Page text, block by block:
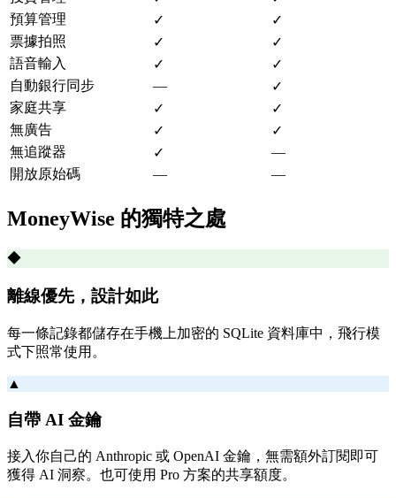
預算管理
✓
✓
票據拍照
✓
✓
語音輸入
✓
✓
自動銀行同步
—
✓
家庭共享
✓
✓
無廣告
✓
✓
無追蹤器
✓
—
開放原始碼
— —
MoneyWise 的獨特之處
◆
離線優先，設計如此
每一條記錄都儲存在手機上加密的 SQLite 資料庫中，飛行模
式下照常使用。
▲
自帶 AI 金鑰
接入你自己的 Anthropic 或 OpenAI 金鑰，無需額外訂閱即可
獲得 AI 洞察。也可使用 Pro 方案的共享額度。